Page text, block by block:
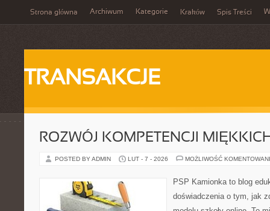
Strona główna Archiwum Kategorie Kraków Spis Treści
TRANSAKCJE
ROZWÓJ KOMPETENCJI
POSTED BY ADMIN LUT - 7 - 2026 MOŻLIWOŚĆ
PSP Kamionka to blog
doświadczenia o tym, jak